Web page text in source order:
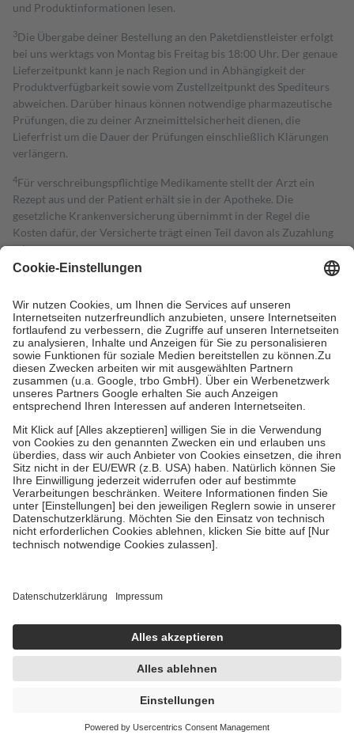
und Produktinformationen lesen.
3Die Übergabe deiner Bestellung an den Paketdienstleister erfolgt
bei uns werktags von Montag bis Freitag bis 18:00 Uhr. Der genaue
Lieferzeitpunkt kann je nach Region und in Abhängigkeit der
Produktverfügbarkeit sowie vom Zustellzeitpunkt des Spediteurs
abweichen. Darüber hinaus können notwendige pharmazeutische
Prüfungen, die zu deiner Arzneimittelsicherheit dienen, die
Lieferfrist um die Dauer der Prüfungen einschließlich Klärungen
verlängern.
4Für verschreibungspflichtige Medikamente stellt der Arzt ein
Rezept aus und der Patient erhält sie in der Apotheke. Die
gesetzliche Krankenversicherung übernimmt in der Regel die
Kosten dafür, der Versicherte trägt einen Teil davon als Zuzahlung
mit.
Grundsätzlich leisten Mitglieder Zuzahlungen in Höhe von zehn
höchstens zehn Euro.
Es sind jedoch nie mehr als die tatsächlichen
Kosten der Leistung zu entrichten.
Diese Regeln gelten grundsätzlich auch für Online-Apotheken.
Bei Heilmitteln und häuslicher Krankenpflege beträgt die
Zuzahlung zehn Prozent der Kosten sowie zehn Euro je
Verordnung.
Um das Engagement der Versicherten für ihre eigene Gesundheit zu
stärken und die besondere Stellung der Familie zu unterstützen,
fallenkeine Zuzahlungenan bei:
• Kindern und Jugendlichen bis zum vollendeten 18. Lebensjahr
mit Ausnahme der Fahrkosten
• Untersuchungen zur Vorsorge und Früherkennung, die von der
GKV getragen werden
• empfohlenen Schutzimpfungen
• Harn- und Blutteststreifen
getroffen, um sicherzustellen, dass es sich um echte Bewertungen
https://help.etrusted.com/hc/de/articles/4419944605341
Einige Bilder und Inhalte wurden unter Zuhilfenahme künstlicher